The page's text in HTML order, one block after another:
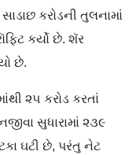
કરોડની તુલનામાં
કર્યો છે. શૅર
છે.
૨૫ કરોડ કરતાં
સુધારામાં ૨૩૯
ઘટી છે, પરંતુ નેટ